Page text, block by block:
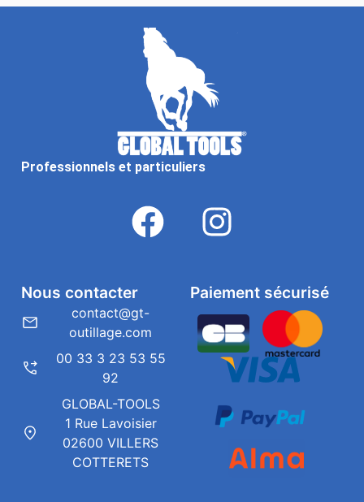
Professionnels et particuliers
Paiement sécurisé
Nous contacter
contact@gt-
outillage.com
00 33 3 23 53 55
92
GLOBAL-TOOLS
1 Rue Lavoisier
02600 VILLERS
COTTERETS